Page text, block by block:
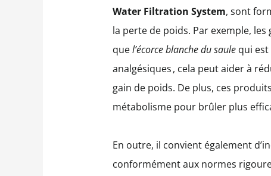
Water Filtration System, sont
la perte de poids. Par exemple,
quel’écorce blanche du saulequi est
analgésiques , cela peut aider à
gain de poids. De plus, ces
métabolisme pour brûler plus
En outre, il convient également
conformément aux normes